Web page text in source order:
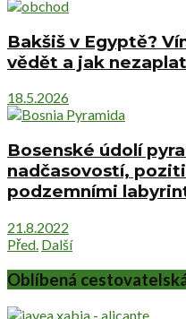
Bakšiš v Egyptě?
vědět a jak
18.5.2026
Bosenské údolí
nadčasovostí,
podzemními
21.8.2022
Před. Další
Oblíbená